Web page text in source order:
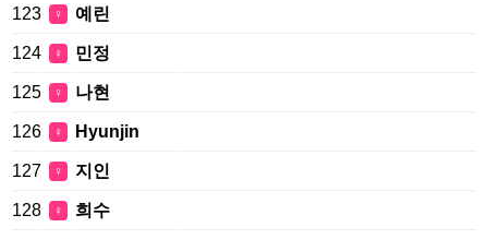
123 ♀ 예린
124 ♀ 민정
125 ♀ 나현
126 ♀ Hyunjin
127 ♀ 지인
128 ♀ 희수